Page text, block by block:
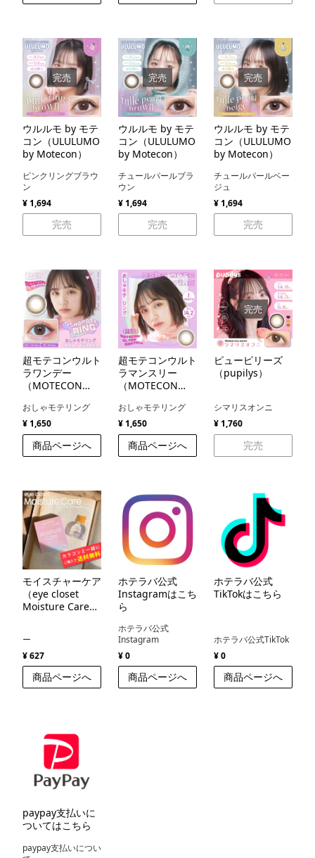
完売
ウルルモ by モテ
コン（ULULUMO
by Motecon）
ピンクリングブラウ
ン
¥ 1,694
完売
完売
ウルルモ by モテ
コン（ULULUMO
by Motecon）
チュールパールブラ
ウン
¥ 1,694
完売
完売
ウルルモ by モテ
コン（ULULUMO
by Motecon）
チュールパールベー
ジュ
¥ 1,694
完売
超モテコンウルト
ラワンデー
（MOTECON
DAY）
おしゃモテリング
¥ 1,650
商品ページへ
超モテコンウルト
ラマンスリー
（MOTECON
MONTHLY）
おしゃモテリング
¥ 1,650
商品ページへ
完売
ピューピリーズ
（pupilys）
シマリスオンニ
¥ 1,760
完売
モイスチャーケア
（eye closet
Moisture Care
ー
¥ 627
商品ページへ
ホテラバ公式
Instagramはこち
ら
ホテラバ公式
Instagram
¥ 0
商品ページへ
ホテラバ公式
TikTokはこちら
ホテラバ公式TikTok
¥ 0
商品ページへ
paypay支払いに
ついてはこちら
paypay支払いについ